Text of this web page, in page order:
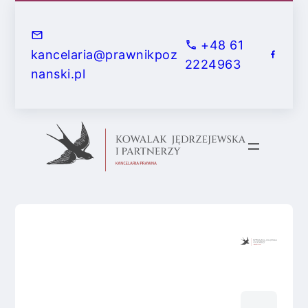
kancelaria@prawnikpoz
nanski.pl
+48 61
2224963